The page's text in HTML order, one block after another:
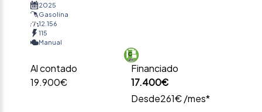
2025
Gasolina
12.156
115
Manual
Al contado
19.900€
Financiado
17.400€
Desde261€ /mes*